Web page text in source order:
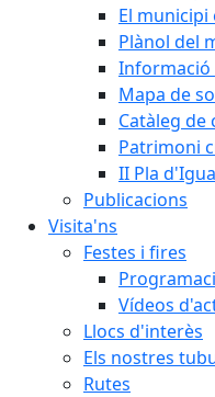
El municipi
Plànol del
Informació
Mapa de
Catàleg de
Patrimoni
II Pla
Publicacions
Visita'ns
Festes i fires
Vídeos
Llocs d'interès
Els nostres
Rutes